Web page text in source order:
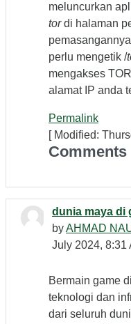
meluncurkan
tordi halaman
perlu mengetik /
mengakses
alamat IP anda
Permalink
[ Modified:
Comments
dunia maya di
byAHMAD
July 2024, 8:31
Bermain game
teknologi dan
dari seluruh